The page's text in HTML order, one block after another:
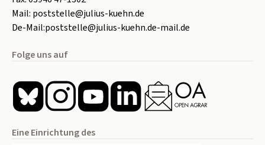
Mail: poststelle@julius-kuehn.de
De-Mail:poststelle@julius-kuehn.de-mail.de
Folge uns auf
Eine Einrichtung des